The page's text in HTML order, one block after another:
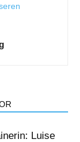
Luise